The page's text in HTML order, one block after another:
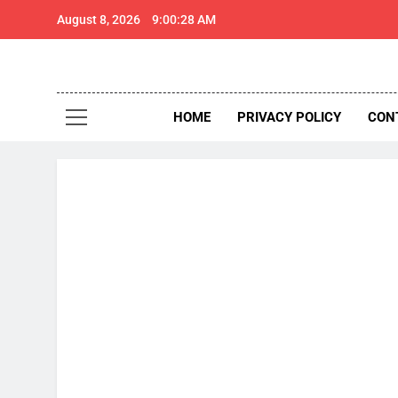
August 8, 2026 9:00:29 AM
Thar
HOME PRIVACY POLICY